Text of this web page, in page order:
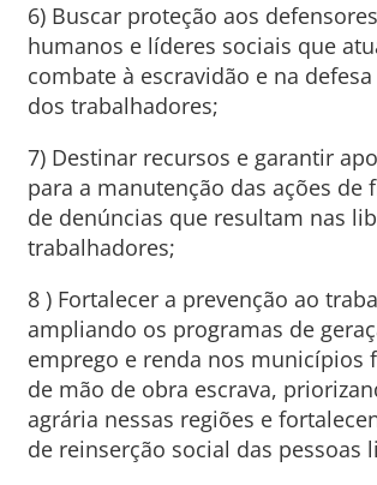
6) Buscar proteção aos
humanos e líderes sociais que
combate à escravidão e na
dos trabalhadores;
7) Destinar recursos e garantir
para a manutenção das ações de
de denúncias que resultam nas
trabalhadores;
8 ) Fortalecer a prevenção ao
ampliando os programas de
emprego e renda nos municípios
de mão de obra escrava,
agrária nessas regiões e
de reinserção social das pessoas